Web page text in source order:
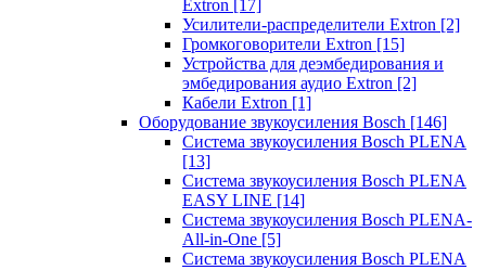
Extron [17]
Усилители-распределители Extron [2]
Громкоговорители Extron [15]
Устройства для деэмбедирования и
эмбедирования аудио Extron [2]
Кабели Extron [1]
Оборудование звукоусиления Bosch [146]
Система звукоусиления Bosch PLENA
[13]
Система звукоусиления Bosch PLENA
EASY LINE [14]
Система звукоусиления Bosch PLENA-
All-in-One [5]
Система звукоусиления Bosch PLENA